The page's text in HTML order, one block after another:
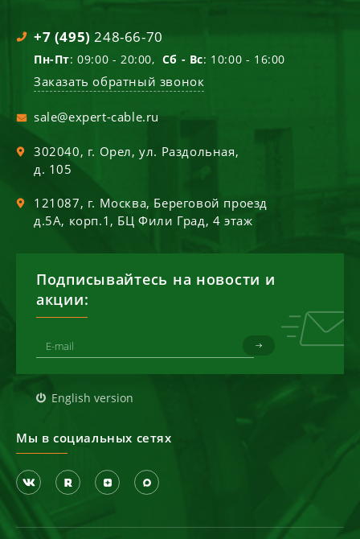
+7 (495) 248-66-70
Пн-Пт: 09:00 - 20:00, Сб - Вс: 10:00 - 16:00
Заказать обратный звонок
sale@expert-cable.ru
302040, г. Орел,ул. Раздольная,
д. 105
121087, г. Москва, Береговой проезд
д.5А, корп.1, БЦ Фили Град, 4 этаж
Подписывайтесь на новости и
акции:
English version
Мы в социальных сетях